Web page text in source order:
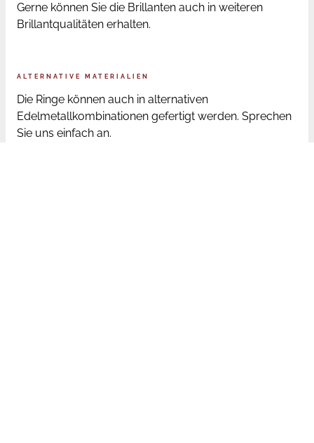
Gerne können Sie die Brillanten auch in weiteren
Brillantqualitäten erhalten.
ALTERNATIVE MATERIALIEN
Die Ringe können auch in alternativen
Edelmetallkombinationen gefertigt werden. Sprechen
Sie uns einfach an.